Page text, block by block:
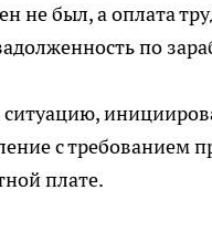
не был, а оплата
по
с требованием
плате.